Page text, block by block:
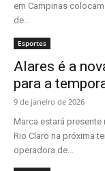
em Campinas
de...
Esportes
Alares é a
para a
9 de janeiro de 2026
Marca estará
Rio Claro na próxima
operadora de...